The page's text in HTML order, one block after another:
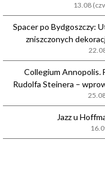
13.08
Spacer po Bydgoszczy:
zniszczonych
Collegium Annopolis.
Rudolfa Steinera –
Jazz u